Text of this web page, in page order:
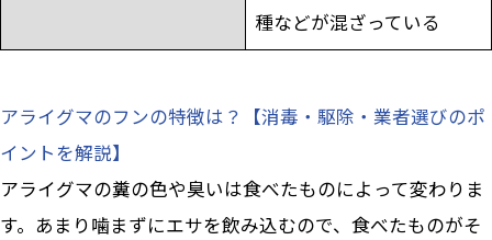
種などが混ざっている
アライグマのフンの特徴は？【消毒・駆除・業者選びのポ
イントを解説】
アライグマの糞の色や臭いは食べたものによって変わりま
す。あまり噛まずにエサを飲み込むので、食べたものがそ